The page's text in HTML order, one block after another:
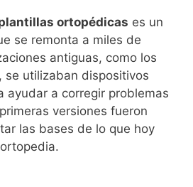
ortopédicas es un
se remonta a miles de
antiguas, como los
se utilizaban dispositivos
ayudar a corregir problemas
versiones fueron
las bases de lo que hoy